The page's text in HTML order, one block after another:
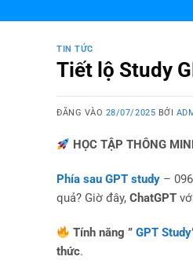
TIN TỨC
Tiết lộ Study
ĐĂNG VÀO 28/07/2025 BỞI
HỌC TẬP THÔNG
Phía sau GPT study –
quả? Giờ đây, ChatGPT
Tính năng ”GPT Study
thức.